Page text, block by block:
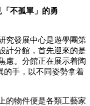
不孤單」的勇
究發展中心是遊學團第
計分館，首先迎來的是
慮。分館正在展示着陶
的手，以不同姿勢拿着
的物件便是各類工藝家